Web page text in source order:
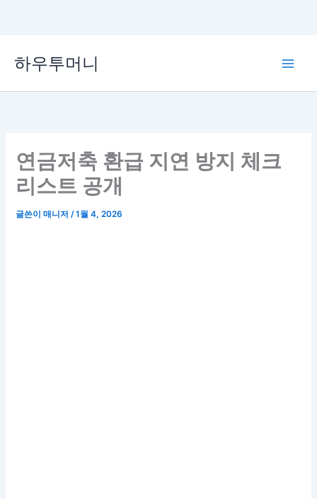
로
하우투머니
연금저축 환급 지연 방지 체크
리스트 공개
글쓴이매니저/1월 4, 2026